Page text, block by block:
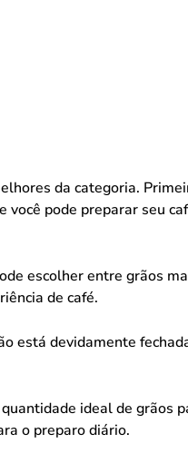
da categoria.
pode preparar seu
escolher entre grãos
de café.
está devidamente
ideal de grãos
o preparo diário.